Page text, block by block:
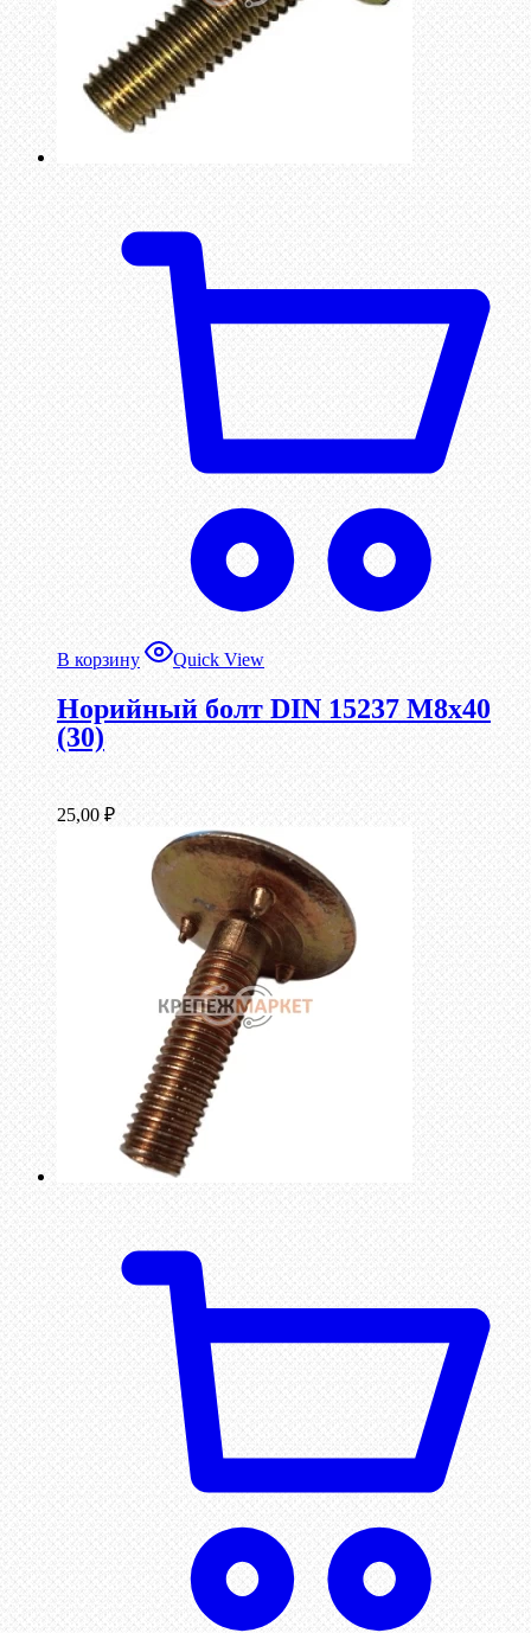
В корзину Quick View
Норийный болт DIN 15237 М8х40
(30)
25,00 ₽